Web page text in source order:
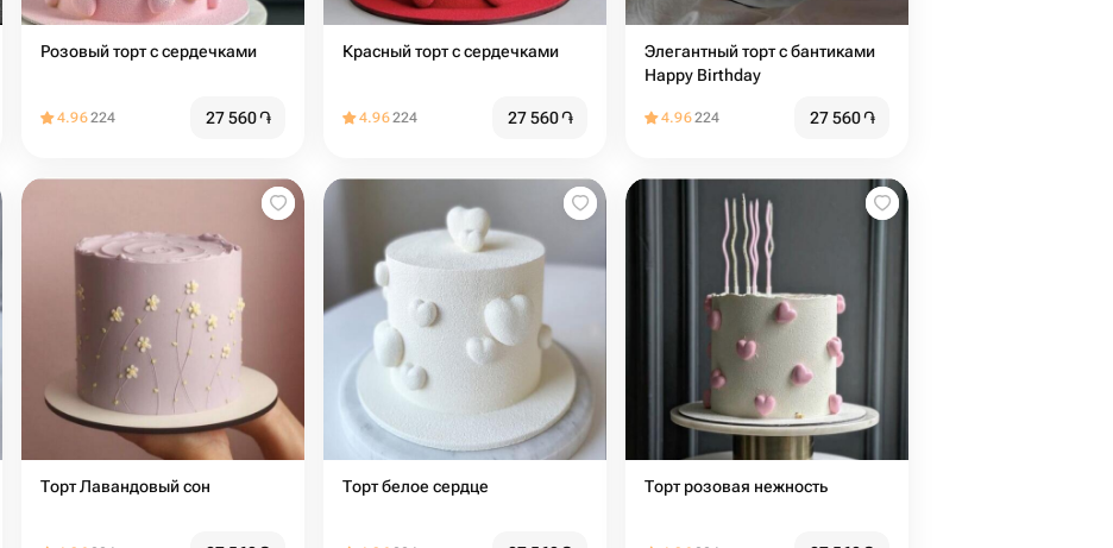
Розовый торт с сердечками
4.96224 27 560֏
Красный торт с сердечками
4.96224 27 560֏
Элегантный торт с бантиками
Happy Birthday
4.96224 27 560֏
Торт Лавандовый сон Торт белое сердце Торт розовая нежность